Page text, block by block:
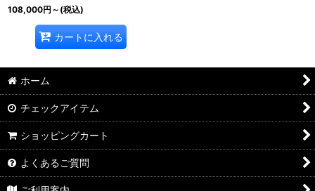
108,000円 ～ (税込)
カートに入れる
ホーム
チェックアイテム
ショッピングカート
よくあるご質問